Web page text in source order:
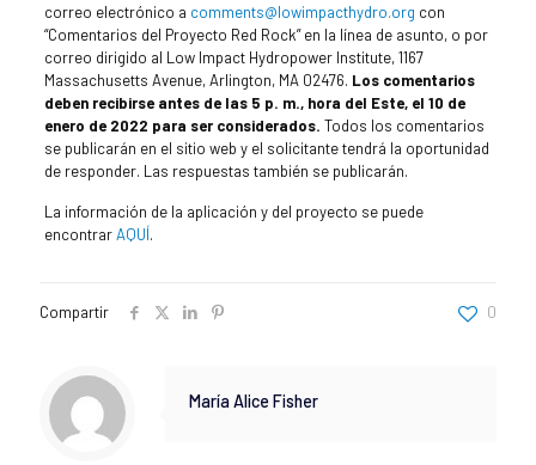
correo electrónico a comments@lowimpacthydro.org con
“Comentarios del Proyecto Red Rock” en la línea de asunto, o por
correo dirigido al Low Impact Hydropower Institute, 1167
Massachusetts Avenue, Arlington, MA 02476. Los comentarios
deben recibirse antes de las 5 p. m., hora del Este, el 10 de
enero de 2022 para ser considerados. Todos los comentarios
se publicarán en el sitio web y el solicitante tendrá la oportunidad
de responder. Las respuestas también se publicarán.
La información de la aplicación y del proyecto se puede
encontrarAQUÍ.
Compartir 0
María Alice Fisher